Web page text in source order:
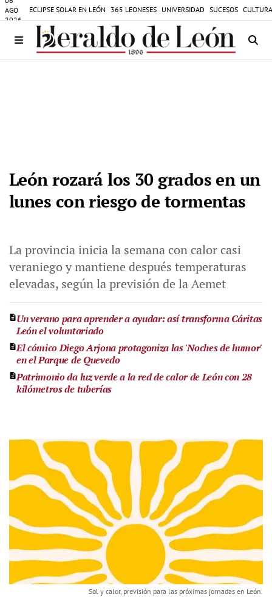
AGO
2026
ECLIPSE SOLAR EN LEÓN 365 LEONESES UNIVERSIDAD SUCESOS
León rozará los 30 grados en un
lunes con riesgo de tormentas
La provincia inicia la semana con calor casi
veraniego y mantiene después temperaturas
elevadas, según la previsión de la Aemet
Un verano para aprender a ayudar: así transforma Cáritas
León el voluntariado
El cómico Diego Arjona protagoniza las 'Noches de humor'
en el Parque de Quevedo
Patrimonio da luz verde a la red de calor de León con 28
kilómetros de tuberías
Sol y calor, previsión para las próximas jornadas en León.